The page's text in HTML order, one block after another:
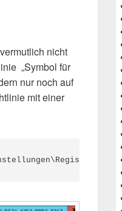
nicht
„Symbol für
nur noch auf
mit einer